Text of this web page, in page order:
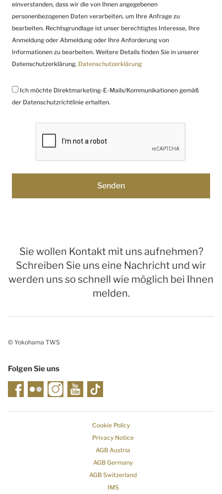
einverstanden, dass wir die von Ihnen angegebenen
personenbezogenen Daten verarbeiten, um Ihre Anfrage zu
bearbeiten. Rechtsgrundlage ist unser berechtigtes Interesse, Ihre
Anmeldung oder Abmeldung oder Ihre Anforderung von
Informationen zu bearbeiten. Weitere Details finden Sie in unserer
Datenschutzerklärung. Datenschutzerklärung
Ich möchte Direktmarketing-E-Mails/Kommunikationen gemäß
der Datenschutzrichtlinie erhalten.
Sie wollen Kontakt mit uns aufnehmen?
Schreiben Sie uns eine Nachricht und wir
werden uns so schnell wie möglich bei Ihnen
melden.
© Yokohama TWS
Folgen Sie uns
Cookie Policy
Privacy Notice
AGB Austria
AGB Germany
AGB Switzerland
IMS